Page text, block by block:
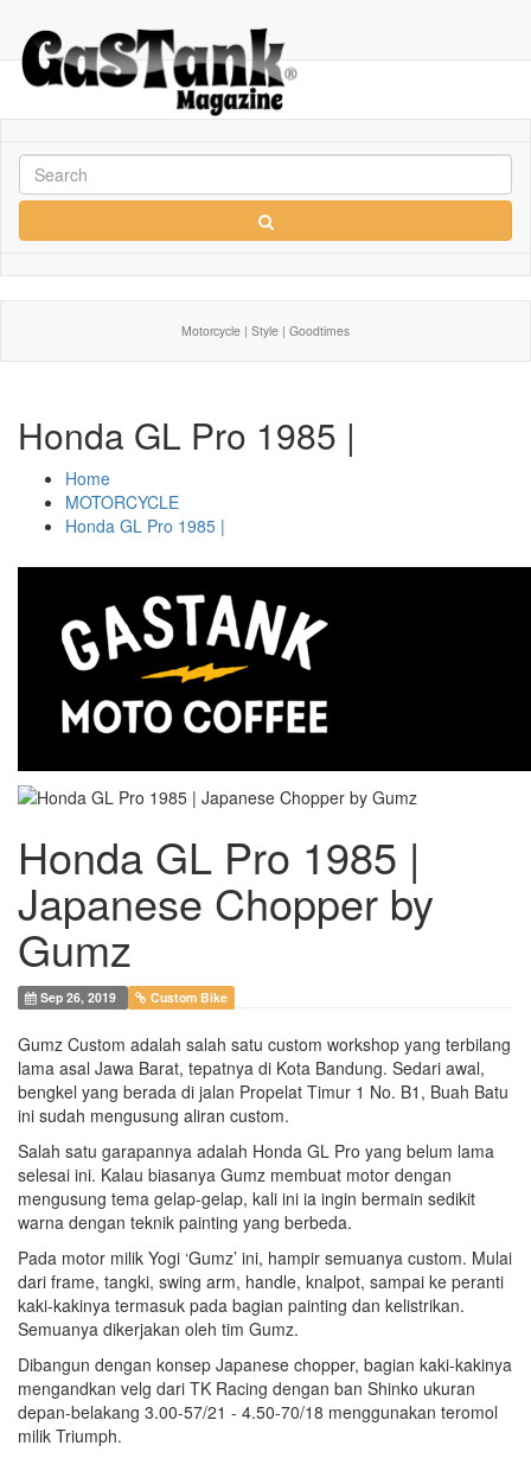
Motorcycle | Style | Goodtimes
Honda GL Pro 1985 |
Home
MOTORCYCLE
Honda GL Pro 1985 |
Honda GL Pro 1985 |
Japanese Chopper by
Gumz
Sep 26, 2019 Custom Bike
Gumz Custom adalah salah satu custom workshop yang terbilang
lama asal Jawa Barat, tepatnya di Kota Bandung. Sedari awal,
bengkel yang berada di jalan Propelat Timur 1 No. B1, Buah Batu
ini sudah mengusung aliran custom.
Salah satu garapannya adalah Honda GL Pro yang belum lama
selesai ini. Kalau biasanya Gumz membuat motor dengan
mengusung tema gelap-gelap, kali ini ia ingin bermain sedikit
warna dengan teknik painting yang berbeda.
Pada motor milik Yogi ‘Gumz’ ini, hampir semuanya custom. Mulai
dari frame, tangki, swing arm, handle, knalpot, sampai ke peranti
kaki-kakinya termasuk pada bagian painting dan kelistrikan.
Semuanya dikerjakan oleh tim Gumz.
Dibangun dengan konsep Japanese chopper, bagian kaki-kakinya
mengandkan velg dari TK Racing dengan ban Shinko ukuran
depan-belakang 3.00-57/21 - 4.50-70/18 menggunakan teromol
milik Triumph.